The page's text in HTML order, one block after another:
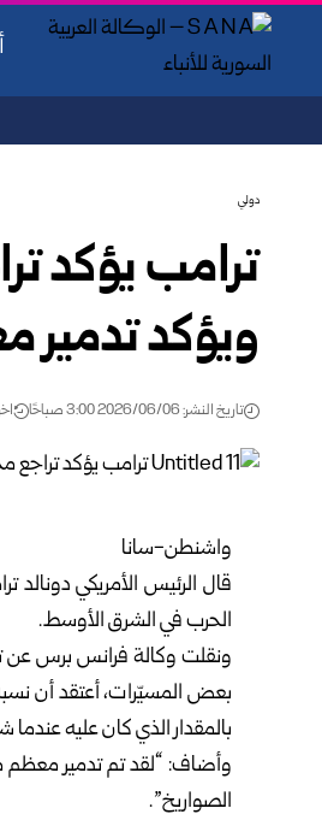
دولي
ويؤكد تدمير
تاريخ النشر: 2026/06/06 3:00 صباحًا اخر
واشنطن-سانا
قال الرئيس الأمريكي دونالد
الحرب في الشرق الأوسط.
ونقلت وكالة فرانس برس عن
بالمقدار الذي كان عليه عندما
وأضاف: “لقد تم تدمير معظم
الصواريخ”.